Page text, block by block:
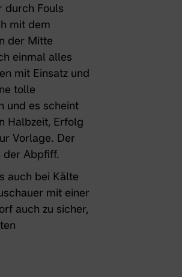
durch Fouls
mit dem
der Mitte
einmal alles
mit Einsatz und
tolle
und es scheint
Halbzeit, Erfolg
Vorlage. Der
der Abpfiff.
auch bei Kälte
mit einer
auch zu sicher,